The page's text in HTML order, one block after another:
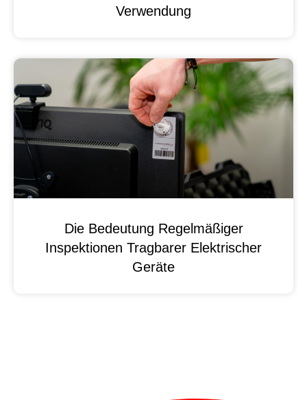
Verwendung
Die Bedeutung Regelmäßiger
Inspektionen Tragbarer Elektrischer
Geräte